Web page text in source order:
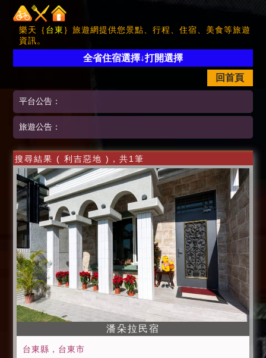
樂天｛ 台東 ｝旅遊網提供您景點、行程、住宿、美食等旅遊
資訊。
全省住宿選擇↓打開選擇
回首頁
平台公告：
旅遊公告：
搜尋結果 ( 利吉惡地 )，共1筆
潘朵拉民宿
台東縣，台東市